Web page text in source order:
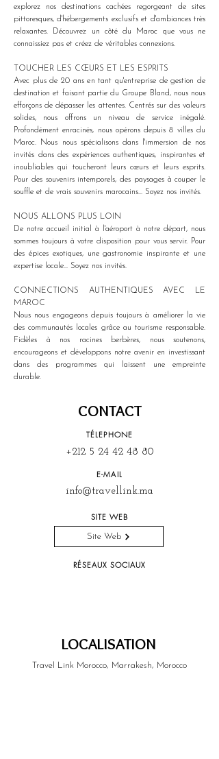
explorez nos destinations cachées regorgeant de sites
pittoresques, d'hébergements exclusifs et d'ambiances très
relaxantes. Découvrez un côté du Maroc que vous ne
connaissiez pas et créez de véritables connexions.
TOUCHER LES CŒURS ET LES ESPRITS
Avec plus de 20 ans en tant qu'entreprise de gestion de
destination et faisant partie du Groupe Bland, nous nous
efforçons de dépasser les attentes. Centrés sur des valeurs
solides, nous offrons un niveau de service inégalé.
Profondément enracinés, nous opérons depuis 8 villes du
Maroc. Nous nous spécialisons dans l'immersion de nos
invités dans des expériences authentiques, inspirantes et
inoubliables qui toucheront leurs cœurs et leurs esprits.
Pour des souvenirs intemporels, des paysages à couper le
souffle et de vrais souvenirs marocains... Soyez nos invités.
NOUS ALLONS PLUS LOIN
De notre accueil initial à l'aéroport à notre départ, nous
sommes toujours à votre disposition pour vous servir. Pour
des épices exotiques, une gastronomie inspirante et une
expertise locale... Soyez nos invités.
CONNECTIONS AUTHENTIQUES AVEC LE
MAROC
Nous nous engageons depuis toujours à améliorer la vie
des communautés locales grâce au tourisme responsable.
Fidèles à nos racines berbères, nous soutenons,
encourageons et développons notre avenir en investissant
dans des programmes qui laissent une empreinte
durable.
TÉLEPHONE
+212 5 24 42 48 80
E-MAIL
info@travellink.ma
SITE WEB
Site Web
RÉSEAUX SOCIAUX
CONTACT
LOCALISATION
Travel Link Morocco, Marrakesh, Morocco